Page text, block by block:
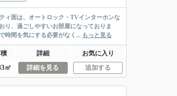
ィ面は、オートロック・TVインターホンな
り、過ごしやすいお部屋になっておりま
時間を気にする必要がなく... もっと見る
詳細
お気に入り
㎡ 詳細を見る 追加する